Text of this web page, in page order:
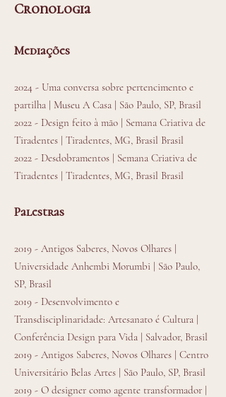
Cronologia
Mediações
2024 - Uma conversa sobre pertencimento e
partilha | Museu A Casa | São Paulo, SP, Brasil
2022 - Design feito à mão | Semana Criativa de
Tiradentes | Tiradentes, MG, Brasil Brasil
2022 - Desdobramentos | Semana Criativa de
Tiradentes | Tiradentes, MG, Brasil Brasil
Palestras
2019 - Antigos Saberes, Novos Olhares |
Universidade Anhembi Morumbi | São Paulo,
SP, Brasil
2019 - Desenvolvimento e
Transdisciplinaridade: Artesanato é Cultura |
Conferência Design para Vida | Salvador, Brasil
2019 - Antigos Saberes, Novos Olhares | Centro
Universitário Belas Artes | São Paulo, SP, Brasil
2019 - O designer como agente transformador |